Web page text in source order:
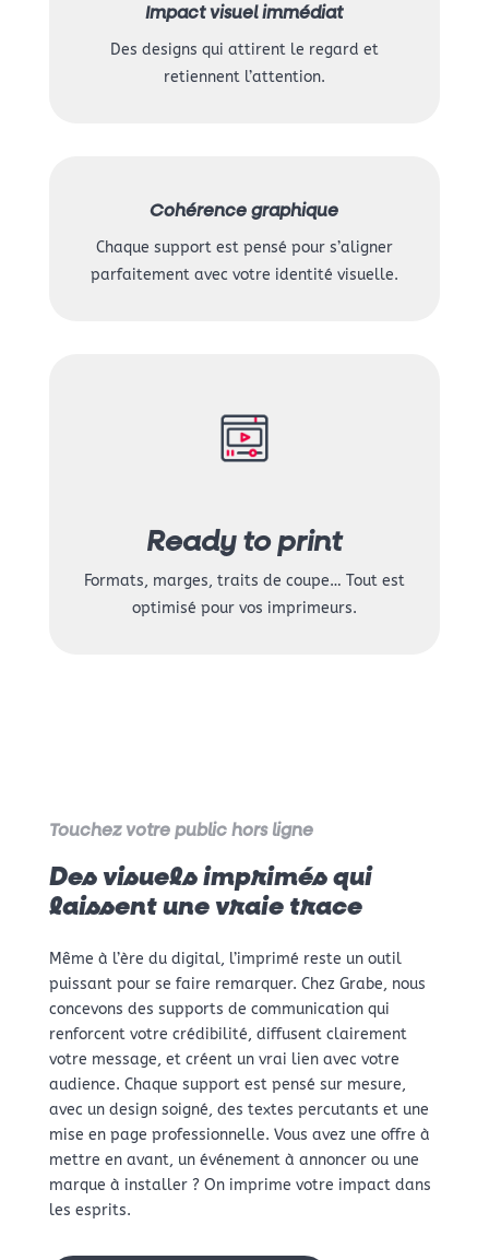
Impact visuel immédiat
Des designs qui attirent le regard et
retiennent l’attention.
Cohérence graphique
Chaque support est pensé pour s’aligner
parfaitement avec votre identité visuelle.
Ready to print
Formats, marges, traits de coupe… Tout est
optimisé pour vos imprimeurs.
Touchez votre public hors ligne
Des visuels imprimés qui
laissent une vraie trace
Même à l’ère du digital, l’imprimé reste un outil
puissant pour se faire remarquer. Chez Grabe, nous
concevons des supports de communication qui
renforcent votre crédibilité, diffusent clairement
votre message, et créent un vrai lien avec votre
audience. Chaque support est pensé sur mesure,
avec un design soigné, des textes percutants et une
mise en page professionnelle. Vous avez une offre à
mettre en avant, un événement à annoncer ou une
marque à installer ? On imprime votre impact dans
les esprits.